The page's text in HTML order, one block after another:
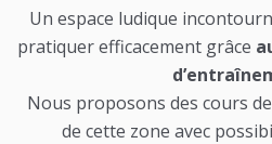
Un espace ludique
pratiquer efficacement grâce
Nous proposons des cours de
de cette zone avec